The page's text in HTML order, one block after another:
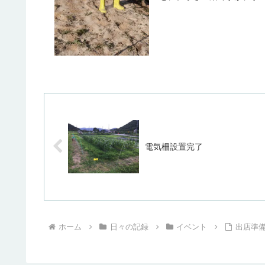
電気柵設置完了
ホーム 日々の記録 イベント 出店準